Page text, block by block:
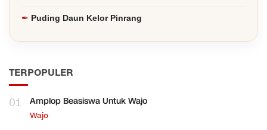
Puding Daun Kelor Pinrang
TERPOPULER
01 Amplop Beasiswa Untuk Wajo
Wajo